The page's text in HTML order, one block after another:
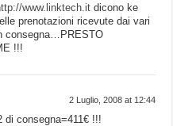
www.linktech.it dicono ke
prenotazioni ricevute dai vari
consegna…PRESTO
!!!
2 Luglio, 2008 at 12:44
di consegna=411€ !!!